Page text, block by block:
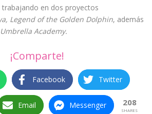
trabajando en dos proyectos
Legend of the Golden Dolphin, además
Academy.
¡Comparte!
Facebook Twitter
Email Messenger 208
SHARES